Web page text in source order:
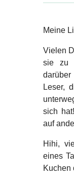
Meine
Vielen
sie zu
darüber
Leser,
sich
auf
Hihi,
eines
Kuchen